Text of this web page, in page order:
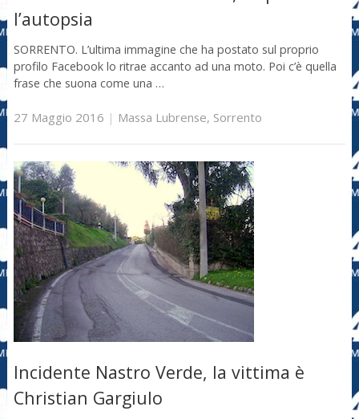
l’autopsia
SORRENTO. L’ultima immagine che ha postato sul proprio
profilo Facebook lo ritrae accanto ad una moto. Poi c’è quella
frase che suona come una …
27 Maggio 2016 | Massa Lubrense, Sorrento
Incidente Nastro Verde, la vittima è
Christian Gargiulo